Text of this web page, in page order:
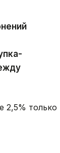
2,5% только